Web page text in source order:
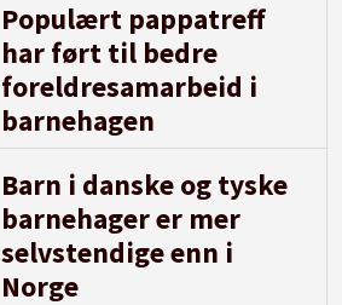
Populært pappatreff
har ført til bedre
foreldresamarbeid i
barnehagen
Barn i danske og tyske
barnehager er mer
selvstendige enn i
Norge